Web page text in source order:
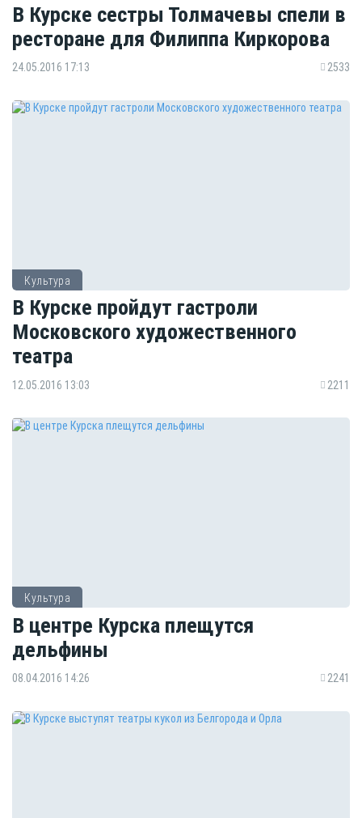
В Курске сестры Толмачевы спели в
ресторане для Филиппа Киркорова
24.05.2016 17:13 2533
Культура
В Курске пройдут гастроли
Московского художественного
театра
12.05.2016 13:03 2211
Культура
В центре Курска плещутся
дельфины
08.04.2016 14:26 2241